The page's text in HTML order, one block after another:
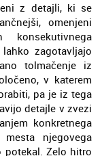
z detajli, ki se
omenjeni
zagotavljajo
tolmačenje iz
v katerem
pa je iz tega
detajle v zvezi
konkretnega
njegovega
potekal. Zelo hitro